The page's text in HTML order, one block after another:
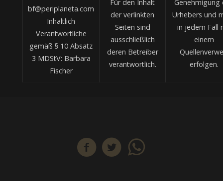
bf@periplaneta.com
Inhaltlich
Verantwortliche
gemäß § 10 Absatz
3 MDStV: Barbara
Fischer
Für den Inhalt
der verlinkten
Seiten sind
ausschließlich
deren Betreiber
verantwortlich.
Genehmigung
Urhebers und
in jedem Fall
einem
erfolgen.